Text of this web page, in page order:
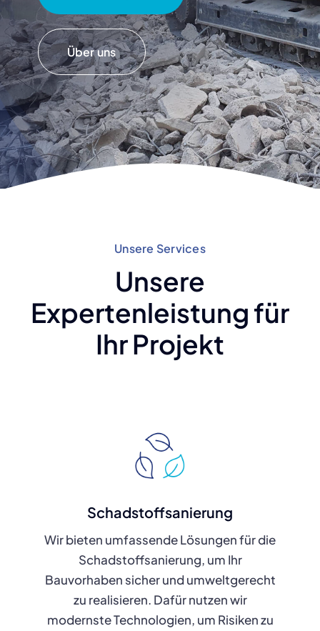
Über uns
Unsere Services
Unsere
Expertenleistung für
Ihr Projekt
Schadstoffsanierung
Wir bieten umfassende Lösungen für die
Schadstoffsanierung, um Ihr
Bauvorhaben sicher und umweltgerecht
zu realisieren. Dafür nutzen wir
modernste Technologien, um Risiken zu